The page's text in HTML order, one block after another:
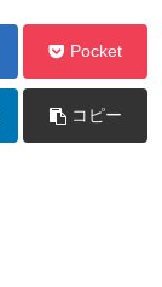
Pocket
コピー